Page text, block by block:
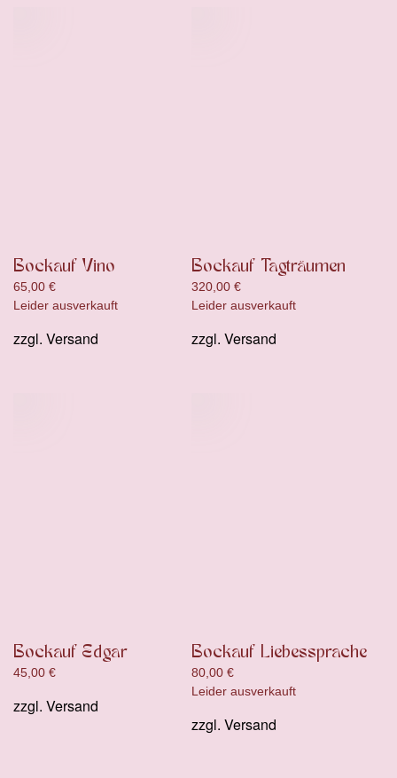
Bockauf Vino
65,00 €
Leider ausverkauft
zzgl. Versand
Bockauf Tagträumen
320,00 €
Leider ausverkauft
zzgl. Versand
Bockauf Edgar
45,00 €
zzgl. Versand
Bockauf Liebessprache
80,00 €
Leider ausverkauft
zzgl. Versand